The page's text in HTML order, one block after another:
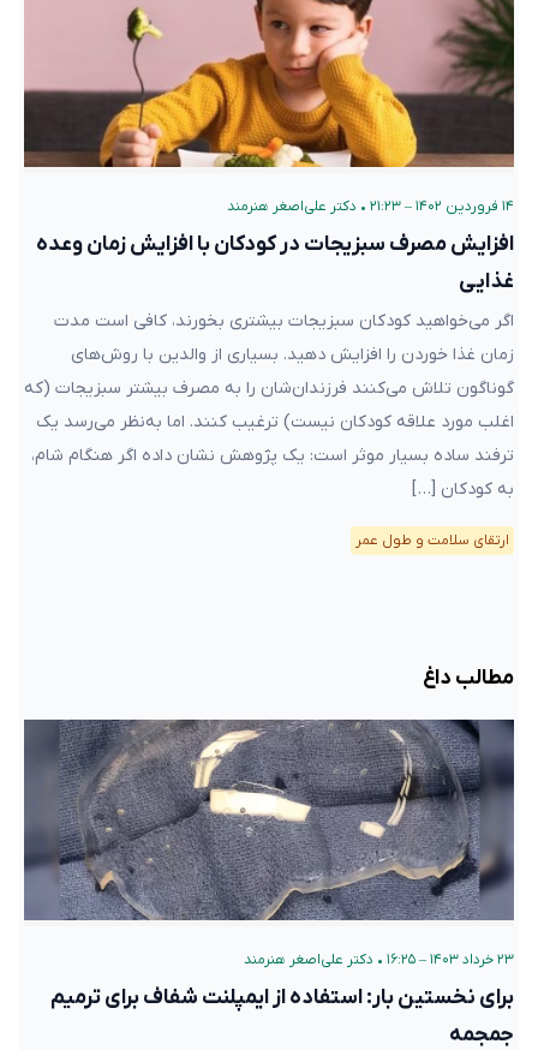
۱۴ فروردین ۱۴۰۲ – ۲۱:۲۳ • دکتر علی‌اصغر هنرمند
افزایش مصرف سبزیجات در کودکان با افزایش زمان وعده
غذایی
اگر می‌خواهید کودکان سبزیجات بیشتری بخورند، کافی است مدت
زمان غذا خوردن را افزایش دهید. بسیاری از والدین با روش‌های
گوناگون تلاش می‌کنند فرزندان‌شان را به مصرف بیشتر سبزیجات (که
اغلب مورد علاقه کودکان نیست) ترغیب کنند. اما به‌نظر می‌رسد یک
ترفند ساده بسیار موثر است: یک پژوهش نشان داده اگر هنگام شام،
به کودکان […]
ارتقای سلامت و طول عمر
مطالب داغ
۲۳ خرداد ۱۴۰۳ – ۱۶:۲۵ • دکتر علی‌اصغر هنرمند
برای نخستین بار: استفاده از ایمپلنت شفاف برای ترمیم
جمجمه‌